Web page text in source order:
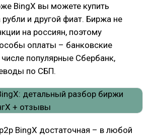
BingX вы можете купить
и другой фиат. Биржа не
на россиян, поэтому
оплаты – банковские
популярные Сбербанк,
по СБП.
BingX достаточная – в любой